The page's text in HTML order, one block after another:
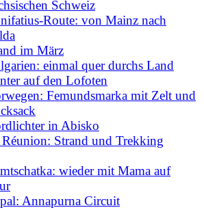
Schweiz
Route: von Mainz nach
im März
einmal quer durchs Land
auf den Lofoten
Femundsmarka mit Zelt und
in Abisko
Strand und Trekking
wieder mit Mama auf
Annapurna Circuit